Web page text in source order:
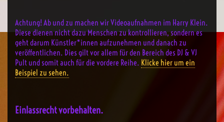
Achtung! Ab und zu machen wir Videoaufnahmen im Harry Klein.
Diese dienen nicht dazu Menschen zu kontrollieren, sondern es
geht darum Künstler*innen aufzunehmen und danach zu
veröffentlichen. Dies gilt vor allem für den Bereich des DJ & VJ
Pult und somit auch für die vordere Reihe. Klicke hier um ein
Beispiel zu sehen.
Einlassrecht vorbehalten.